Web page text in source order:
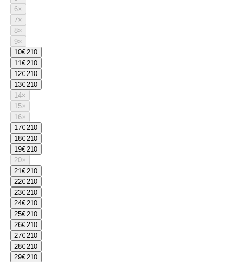
6×
7×
8×
9×
10€ 210
11€ 210
12€ 210
13€ 210
14×
15×
16×
17€ 210
18€ 210
19€ 210
20×
21€ 210
22€ 210
23€ 210
24€ 210
25€ 210
26€ 210
27€ 210
28€ 210
29€ 210